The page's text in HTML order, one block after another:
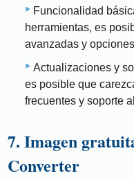
Funcionalidad
herramientas, es
avanzadas y
Actualizaciones y
es posible que
frecuentes y soporte
7. Imagen
Converter